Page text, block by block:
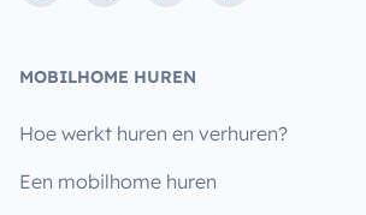
MOBILHOME HUREN
Hoe werkt huren en verhuren?
Een mobilhome huren